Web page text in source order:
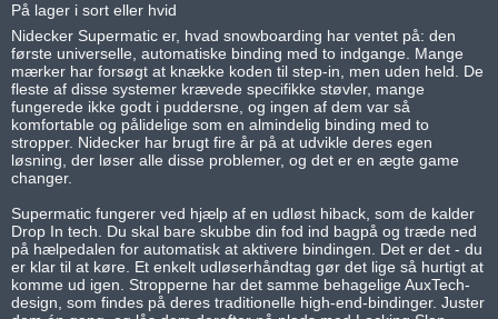
På lager i sort eller hvid
Nidecker Supermatic er, hvad snowboarding har ventet på: den
første universelle, automatiske binding med to indgange. Mange
mærker har forsøgt at knække koden til step-in, men uden held. De
fleste af disse systemer krævede specifikke støvler, mange
fungerede ikke godt i puddersne, og ingen af dem var så
komfortable og pålidelige som en almindelig binding med to
stropper. Nidecker har brugt fire år på at udvikle deres egen
løsning, der løser alle disse problemer, og det er en ægte game
changer.
Supermatic fungerer ved hjælp af en udløst hiback, som de kalder
Drop In tech. Du skal bare skubbe din fod ind bagpå og træde ned
på hælpedalen for automatisk at aktivere bindingen. Det er det - du
er klar til at køre. Et enkelt udløserhåndtag gør det lige så hurtigt at
komme ud igen. Stropperne har det samme behagelige AuxTech-
design, som findes på deres traditionelle high-end-bindinger. Juster